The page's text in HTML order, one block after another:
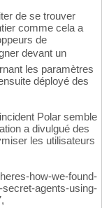
de se trouver
comme cela a
de
devant un
les paramètres
déployé des
Polar semble
a divulgué des
les utilisateurs
how-we-found-
agents-using-